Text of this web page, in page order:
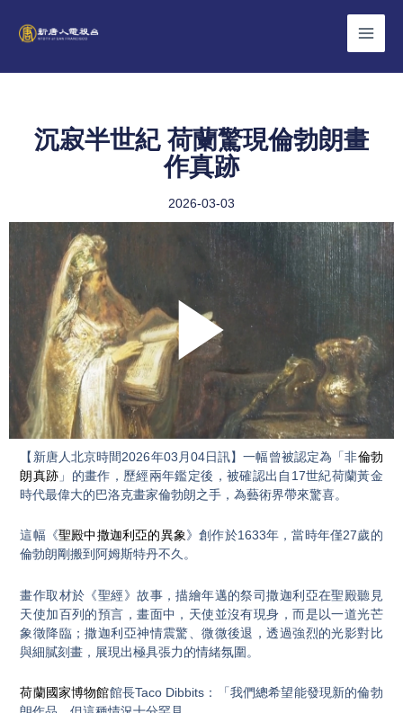
沉寂半世紀 荷蘭驚現倫勃朗畫
作真跡
2026-03-03
【新唐人北京時間2026年03月04日訊】一幅曾被認定為「非倫勃
朗真跡 」的畫作，歷經兩年鑑定後，被確認出自17世紀荷蘭黃金
時代最偉大的巴洛克畫家倫勃朗之手，為藝術界帶來驚喜。
這幅《聖殿中撒迦利亞的異象》創作於1633年，當時年僅27歲的
倫勃朗剛搬到阿姆斯特丹不久。
畫作取材於《聖經》故事，描繪年邁的祭司撒迦利亞在聖殿聽見
天使加百列的預言，畫面中，天使並沒有現身，而是以一道光芒
象徵降臨；撒迦利亞神情震驚、微微後退，透過強烈的光影對比
與細膩刻畫，展現出極具張力的情緒氛圍。
荷蘭國家博物館館長Taco Dibbits：「我們總希望能發現新的倫勃